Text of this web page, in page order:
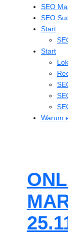
SEO
SEO
Start
Start
Warum